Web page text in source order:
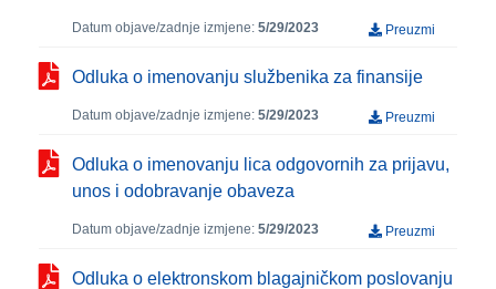
Datum objave/zadnje izmjene: 5/29/2023 Preuzmi
Odluka o imenovanju službenika za finansije
Datum objave/zadnje izmjene: 5/29/2023 Preuzmi
Odluka o imenovanju lica odgovornih za prijavu,
unos i odobravanje obaveza
Datum objave/zadnje izmjene: 5/29/2023 Preuzmi
Odluka o elektronskom blagajničkom poslovanju